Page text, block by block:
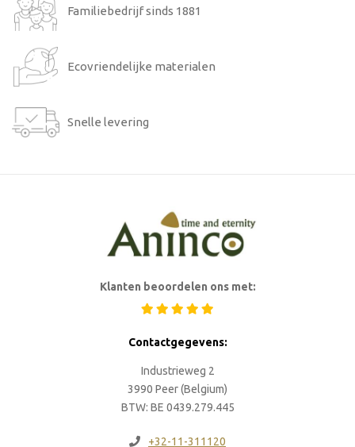
Familiebedrijf sinds 1881
Ecovriendelijke materialen
Snelle levering
Klanten beoordelen ons met:
Contactgegevens:
Industrieweg 2
3990 Peer (Belgium)
BTW: BE 0439.279.445
+32-11-311120